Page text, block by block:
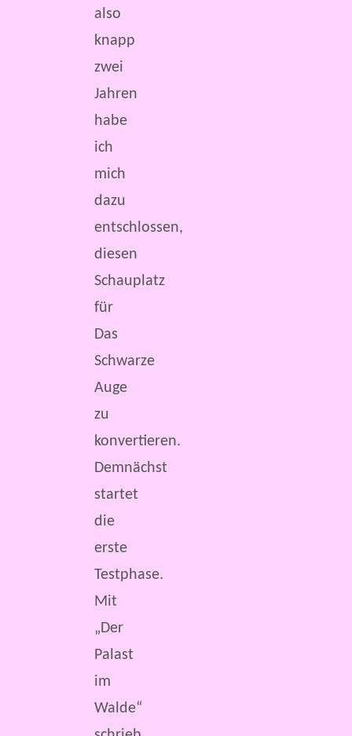
also
knapp
zwei
Jahren
habe
ich
mich
dazu
entschlossen,
diesen
Schauplatz
für
Das
Schwarze
Auge
zu
konvertieren.
Demnächst
startet
die
erste
Testphase.
Mit
„Der
Palast
im
Walde“